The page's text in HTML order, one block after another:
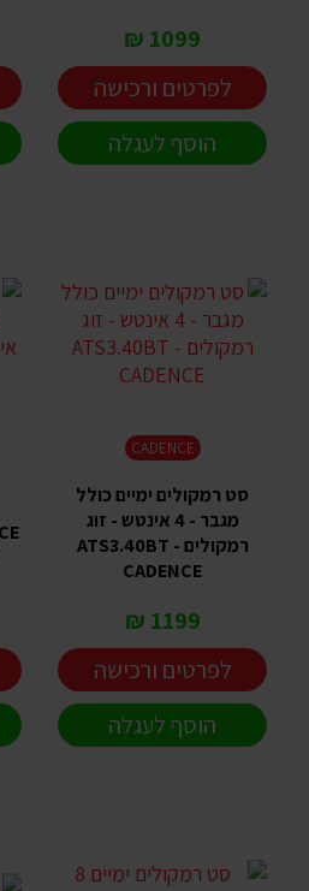
1099 ₪
לפרטים ורכישה
הוסף לעגלה
CADENCE
סט רמקולים ימיים כולל
מגבר - 4 אינטש - זוג
רמקולים - ATS3.40BT
CADENCE
1199 ₪
לפרטים ורכישה
הוסף לעגלה